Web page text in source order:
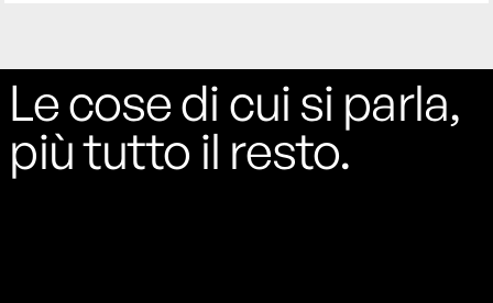
Le cose di cui si parla,
più tutto il resto.